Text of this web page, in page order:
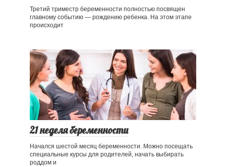
Третий триместр беременности полностью посвящен
главному событию — рождению ребенка. На этом этапе
происходит
21 неделя беременности
Начался шестой месяц беременности. Можно посещать
специальные курсы для родителей, начать выбирать
роддом и